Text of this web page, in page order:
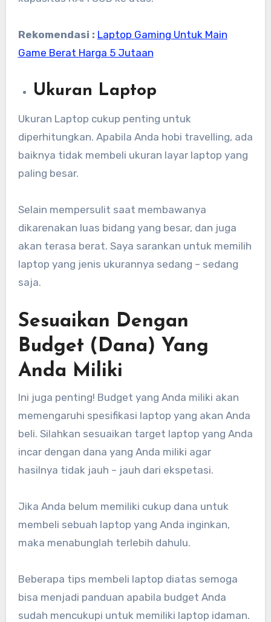
Rekomendasi : Laptop Gaming Untuk Main
Game Berat Harga 5 Jutaan
Ukuran Laptop
Ukuran Laptop cukup penting untuk
diperhitungkan. Apabila Anda hobi travelling, ada
baiknya tidak membeli ukuran layar laptop yang
paling besar.
Selain mempersulit saat membawanya
dikarenakan luas bidang yang besar, dan juga
akan terasa berat. Saya sarankan untuk memilih
laptop yang jenis ukurannya sedang – sedang
saja.
Sesuaikan Dengan
Budget (Dana) Yang
Anda Miliki
Ini juga penting! Budget yang Anda miliki akan
memengaruhi spesifikasi laptop yang akan Anda
beli. Silahkan sesuaikan target laptop yang Anda
incar dengan dana yang Anda miliki agar
hasilnya tidak jauh – jauh dari ekspetasi.
Jika Anda belum memiliki cukup dana untuk
membeli sebuah laptop yang Anda inginkan,
maka menabunglah terlebih dahulu.
Beberapa tips membeli laptop diatas semoga
bisa menjadi panduan apabila budget Anda
sudah mencukupi untuk memiliki laptop idaman.